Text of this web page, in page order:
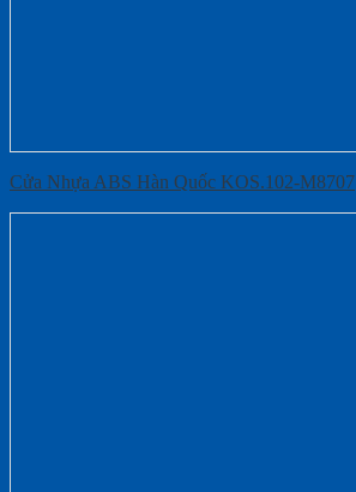
Cửa Nhựa ABS Hàn Quốc KOS.102-M8707